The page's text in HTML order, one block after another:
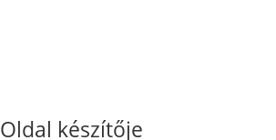
Oldal készítője